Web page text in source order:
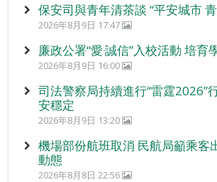
保安司與青年清茶談 “平安城市
2026年8月9日 17:47
廉政公署“愛‧誠信”入校活動 培育
2026年8月9日 16:00
司法警察局持續進行“雷霆2026”
安穩定
2026年8月9日 13:20
機場部份航班取消 民航局籲乘客
動態
2026年8月8日 22:56